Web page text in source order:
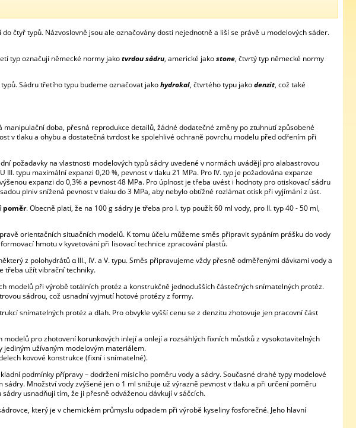
čtyř typů. Názvoslovně jsou ale označovány dosti nejednotně a liší se právě u modelových sáder.
typ označují německé normy jakotvrdou sádru, americké jakostone, čtvrtý typ německé normy
Sádru třetího typu budeme označovat jakohydrokal, čtvrtého typu jakodenzit, což také
doba, přesná reprodukce detailů, žádné dodatečné změny po ztuhnutí způsobené
v tlaku a ohybu a dostatečná tvrdost ke spolehlivé ochraně povrchu modelu před odřením při
požadavky na vlastnosti modelových typů sádry uvedené v normách uvádějí pro alabastrovou
typu maximální expanzi 0,20 %, pevnost v tlaku 21 MPa. Pro IV. typ je požadována expanze
expanzi do 0,3% a pevnost 48 MPa. Pro úplnost je třeba uvést i hodnoty pro otiskovací sádru
plniv snížená pevnost v tlaku do 3 MPa, aby nebylo obtížné rozlámat otisk při vyjímání z úst.
poměr. Obecně platí, že na 100 g sádry je třeba pro I. typ použít 60 ml vody, pro II. typ 40 - 50 ml,
orientačních situačních modelů. K tomu účelu můžeme směs připravit sypáním prášku do vody
hmotu v kyvetování při lisovací technice zpracování plastů.
z polohydrátů α III., IV. a V. typu. Směs připravujeme vždy přesně odměřenými dávkami vody a
třeba užít vibrační techniky.
modelů při výrobě totálních protéz a konstrukčně jednodušších částečných snímatelných protéz.
sádrou, což usnadní vyjmutí hotové protézy z formy.
snímatelných protéz a dlah. Pro obvykle vyšší cenu se z denzitu zhotovuje jen pracovní část
pro zhotovení korunkových inlejí a onlejí a rozsáhlých fixních můstků z vysokotavitelných
jediným užívaným modelovým materiálem.
kovové konstrukce (fixní i snímatelné).
podmínky přípravy – dodržení mísicího poměru vody a sádry. Současné drahé typy modelové
Množství vody zvýšené jen o 1 ml snižuje už výrazně pevnost v tlaku a při určení poměru
usnadňují tím, že ji přesně odváženou dávkují v sáčcích.
který je v chemickém průmyslu odpadem při výrobě kyseliny fosforečné. Jeho hlavní